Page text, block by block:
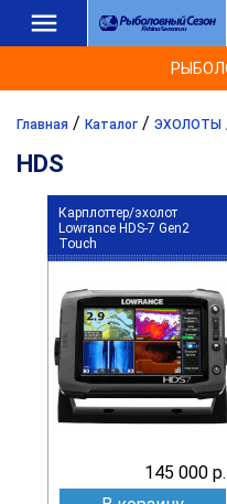
Главная / Каталог / ЭХОЛОТЫ
HDS
Карплоттер/эхолот
Lowrance HDS-7 Gen2
Touch
145 000 р.